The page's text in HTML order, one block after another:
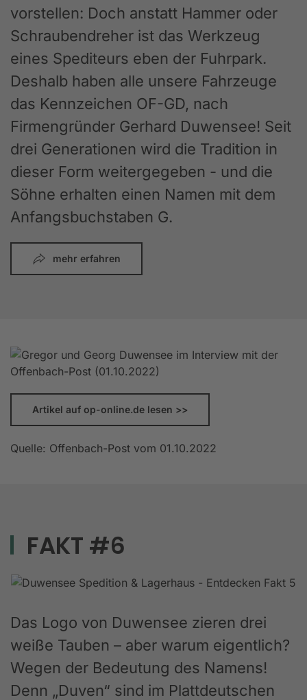
vorstellen: Doch anstatt Hammer oder
Schraubendreher ist das Werkzeug
eines Spediteurs eben der Fuhrpark.
Deshalb haben alle unsere Fahrzeuge
das Kennzeichen OF-GD, nach
Firmengründer Gerhard Duwensee! Seit
drei Generationen wird die Tradition in
dieser Form weitergegeben - und die
Söhne erhalten einen Namen mit dem
Anfangsbuchstaben G.
mehr erfahren
Artikel auf op-online.de lesen >>
Quelle: Offenbach-Post vom 01.10.2022
FAKT #6
Das Logo von Duwensee zieren drei
weiße Tauben – aber warum eigentlich?
Wegen der Bedeutung des Namens!
Denn „Duven“ sind im Plattdeutschen